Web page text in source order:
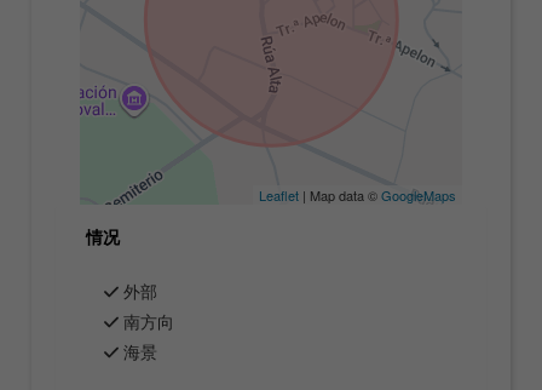
Leaflet| Map data ©GoogleMaps
情况
外部
南方向
海景